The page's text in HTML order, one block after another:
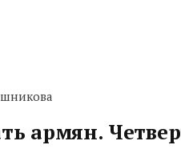
армян.